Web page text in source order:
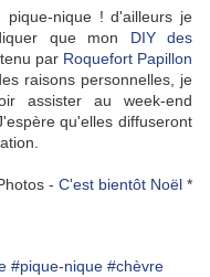
nique ! d'ailleurs je
que mon DIY des
par Roquefort Papillon
raisons personnelles, je
assister au week-end
qu'elles diffuseront
- C'est bientôt Noël *
#pique-nique #chèvre